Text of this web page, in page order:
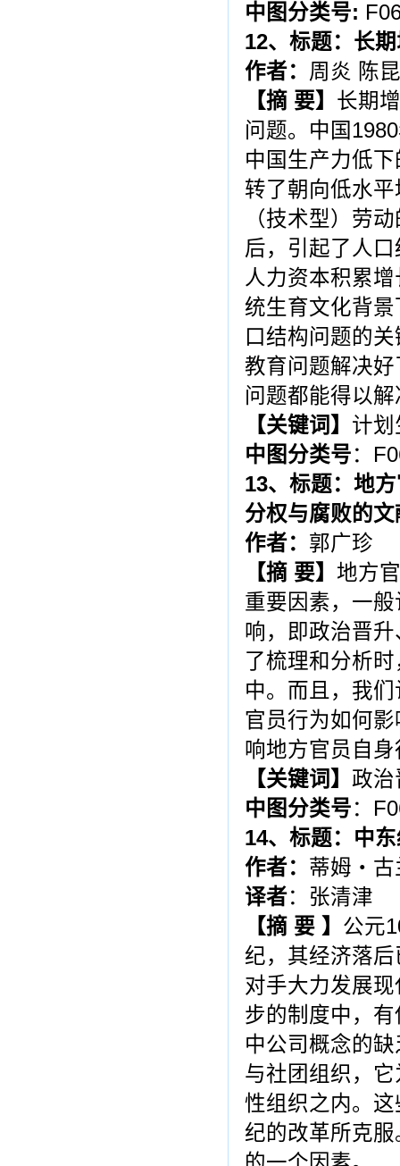
中图分类号:
12、标题：长
作者： 周炎 陈
【摘 要】 长期
问题。中国
中国生产力低
转了朝向低水
（技术型）劳
后，引起了人
人力资本积累
统生育文化背
口结构问题的
教育问题解决
问题都能得以
【关键词】 计
中图分类号：
13、标题：地
分权与腐败的
作者： 郭广珍
【摘 要】 地方
重要因素，一
响，即政治晋
了梳理和分析
中。而且，我
官员行为如何
响地方官员自
【关键词】 政治
中图分类号：
14、标题： 中
作者： 蒂姆・古
译者：张清津
【摘 要 】 公元
纪，其经济落
对手大力发展
步的制度中，
中公司概念的
与社团组织，
性组织之内。
纪的改革所克